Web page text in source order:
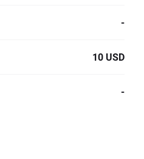
-
10 USD
-